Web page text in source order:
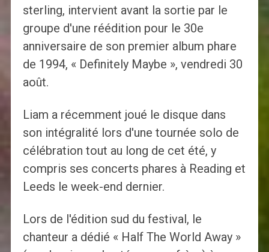
sterling, intervient avant la sortie par le
groupe d'une réédition pour le 30e
anniversaire de son premier album phare
de 1994, « Definitely Maybe », vendredi 30
août.
Liam a récemment joué le disque dans
son intégralité lors d'une tournée solo de
célébration tout au long de cet été, y
compris ses concerts phares à Reading et
Leeds le week-end dernier.
Lors de l'édition sud du festival, le
chanteur a dédié « Half The World Away »